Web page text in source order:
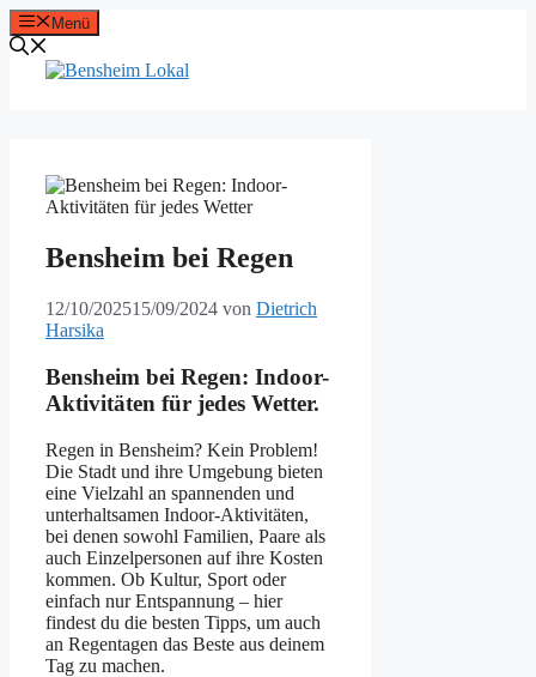
Zum
Inhalt
springen
Menü
Bensheim bei Regen
12/10/202515/09/2024 von Dietrich
Harsika
Bensheim bei Regen: Indoor-
Aktivitäten für jedes Wetter.
Regen in Bensheim? Kein Problem!
Die Stadt und ihre Umgebung bieten
eine Vielzahl an spannenden und
unterhaltsamen Indoor-Aktivitäten,
bei denen sowohl Familien, Paare als
auch Einzelpersonen auf ihre Kosten
kommen. Ob Kultur, Sport oder
einfach nur Entspannung – hier
findest du die besten Tipps, um auch
an Regentagen das Beste aus deinem
Tag zu machen.